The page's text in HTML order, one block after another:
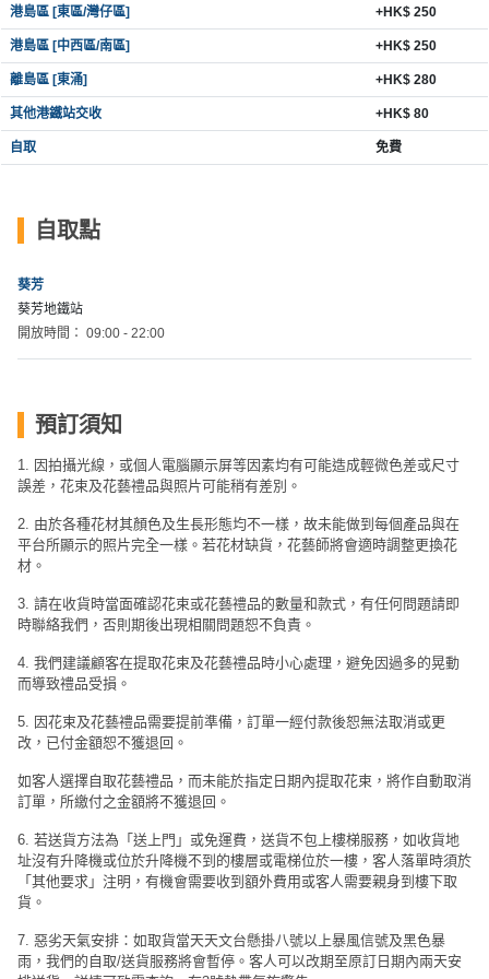
餐
廳
B
B
Q
地
新
奇
玩
樂
手
作
作
坊
戶
外
玩
樂
遊
出
租
港島區 [東區/灣仔區] +HK$ 250
港島區 [中西區/南區] +HK$ 250
離島區 [東涌] +HK$ 280
其他港鐵站交收 +HK$ 80
自取 免費
自取點
葵芳
葵芳地鐵站
開放時間： 09:00 - 22:00
預訂須知
1. 因拍攝光線，或個人電腦顯示屏等因素均有可能造成輕微色差或尺寸
誤差，花束及花藝禮品與照片可能稍有差別。
2. 由於各種花材其顏色及生長形態均不一樣，故未能做到每個產品與在
平台所顯示的照片完全一樣。若花材缺貨，花藝師將會適時調整更換花
材。
3. 請在收貨時當面確認花束或花藝禮品的數量和款式，有任何問題請即
時聯絡我們，否則期後出現相關問題恕不負責。
4. 我們建議顧客在提取花束及花藝禮品時小心處理，避免因過多的晃動
而導致禮品受損。
5. 因花束及花藝禮品需要提前準備，訂單一經付款後恕無法取消或更
改，已付金額恕不獲退回。
如客人選擇自取花藝禮品，而未能於指定日期內提取花束，將作自動取消
訂單，所繳付之金額將不獲退回。
6. 若送貨方法為「送上門」或免運費，送貨不包上樓梯服務，如收貨地
址沒有升降機或位於升降機不到的樓層或電梯位於一樓，客人落單時須於
「其他要求」注明，有機會需要收到額外費用或客人需要親身到樓下取
貨。
7. 惡劣天氣安排：如取貨當天天文台懸掛八號以上暴風信號及黑色暴
雨，我們的自取/送貨服務將會暫停。客人可以改期至原訂日期內兩天安